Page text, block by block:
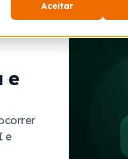
Aceitar
e
e